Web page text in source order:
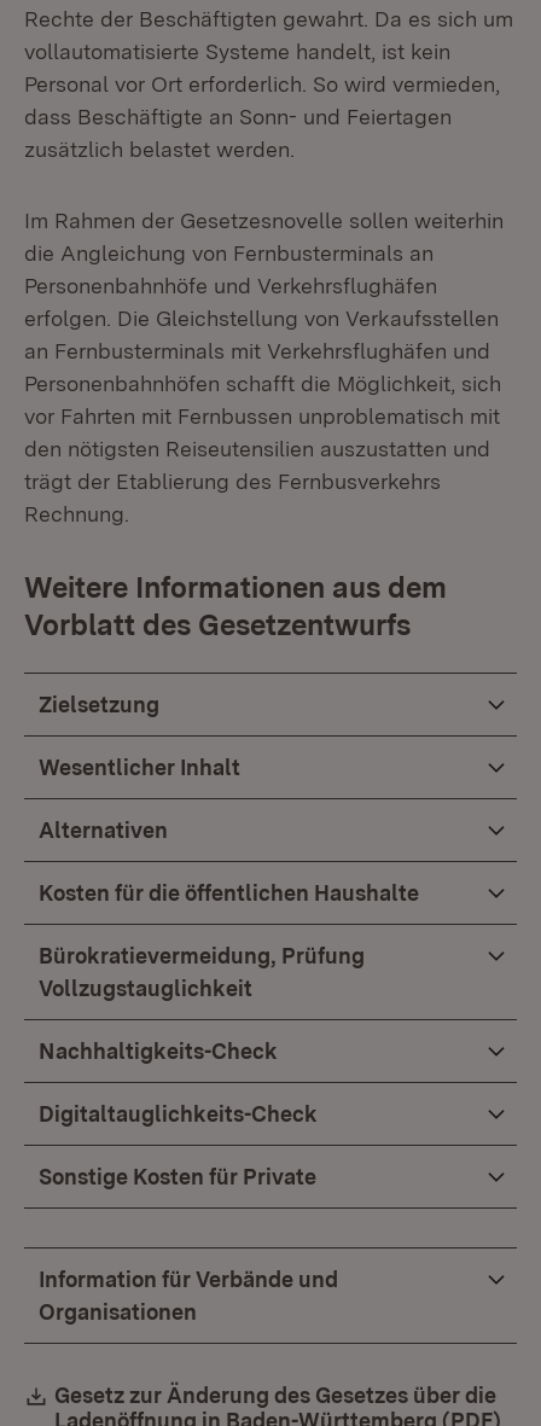
Rechte der Beschäftigten gewahrt. Da es sich um
vollautomatisierte Systeme handelt, ist kein
Personal vor Ort erforderlich. So wird vermieden,
dass Beschäftigte an Sonn- und Feiertagen
zusätzlich belastet werden.
Im Rahmen der Gesetzesnovelle sollen weiterhin
die Angleichung von Fernbusterminals an
Personenbahnhöfe und Verkehrsflughäfen
erfolgen. Die Gleichstellung von Verkaufsstellen
an Fernbusterminals mit Verkehrsflughäfen und
Personenbahnhöfen schafft die Möglichkeit, sich
vor Fahrten mit Fernbussen unproblematisch mit
den nötigsten Reiseutensilien auszustatten und
trägt der Etablierung des Fernbusverkehrs
Rechnung.
Weitere Informationen aus dem
Vorblatt des Gesetzentwurfs
Zielsetzung
Wesentlicher Inhalt
Alternativen
Kosten für die öffentlichen Haushalte
Bürokratievermeidung, Prüfung
Vollzugstauglichkeit
Nachhaltigkeits-Check
Digitaltauglichkeits-Check
Sonstige Kosten für Private
Information für Verbände und
Organisationen
Download:
Gesetz zur Änderung des Gesetzes über die
Ladenöffnung in Baden-Württemberg (PDF)